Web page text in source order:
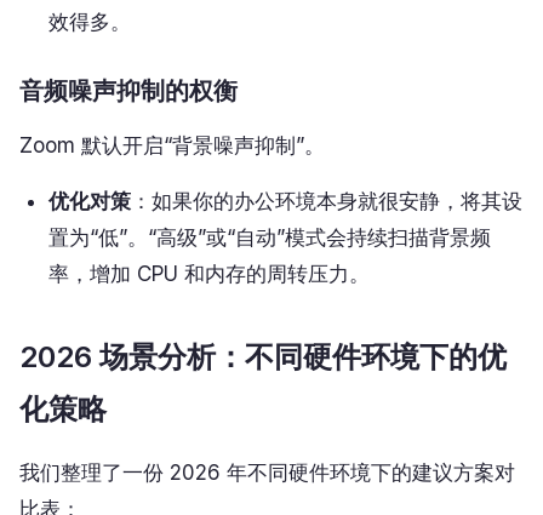
效得多。
音频噪声抑制的权衡
Zoom 默认开启“背景噪声抑制”。
优化对策 ：如果你的办公环境本身就很安静，将其设
置为“低”。“高级”或“自动”模式会持续扫描背景频
率，增加 CPU 和内存的周转压力。
2026 场景分析：不同硬件环境下的优
化策略
我们整理了一份 2026 年不同硬件环境下的建议方案对
比表：